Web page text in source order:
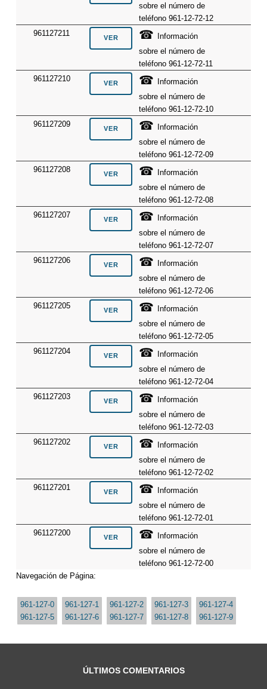
sobre el número de
teléfono 961-12-72-12
961127211
☎
Información
sobre el número de
teléfono 961-12-72-11
961127210
☎
Información
sobre el número de
teléfono 961-12-72-10
961127209
☎
Información
sobre el número de
teléfono 961-12-72-09
961127208
☎
Información
sobre el número de
teléfono 961-12-72-08
961127207
☎
Información
sobre el número de
teléfono 961-12-72-07
961127206
☎
Información
sobre el número de
teléfono 961-12-72-06
961127205
☎
Información
sobre el número de
teléfono 961-12-72-05
961127204
☎
Información
sobre el número de
teléfono 961-12-72-04
961127203
☎
Información
sobre el número de
teléfono 961-12-72-03
961127202
☎
Información
sobre el número de
teléfono 961-12-72-02
961127201
☎
Información
sobre el número de
teléfono 961-12-72-01
961127200
☎
Información
sobre el número de
teléfono 961-12-72-00
Navegación de Página:
961-127-0 961-127-1 961-127-2 961-127-3
961-127-4
961-127-5
961-127-6 961-127-7 961-127-8 961-127-9
ÚLTIMOS COMENTARIOS